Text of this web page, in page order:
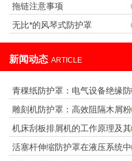
拖链注意事项
无比*的风琴式防护罩
新闻动态 ARTICLE
青稞纸防护罩：电气设备绝缘
专用方案
雕刻机防护罩：高效阻隔木屑粉
尘，守护设备精度与安全
机床刮板排屑机的工作原理及
构分析
活塞杆伸缩防护罩在液压系统